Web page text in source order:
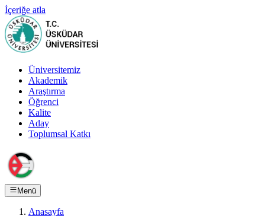
İçeriğe atla
Üniversitemiz
Akademik
Araştırma
Öğrenci
Kalite
Aday
Toplumsal Katkı
Menü
Anasayfa